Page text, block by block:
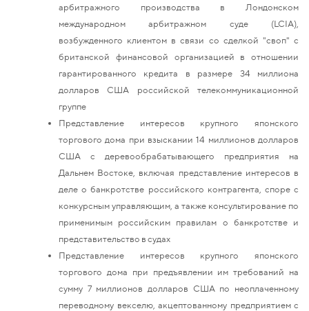
арбитражного производства в Лондонском
международном арбитражном суде (LCIA),
возбужденного клиентом в связи со сделкой "своп" с
британской финансовой организацией в отношении
гарантированного кредита в размере 34 миллиона
долларов США российской телекоммуникационной
группе
Представление интересов крупного японского
торгового дома при взыскании 14 миллионов долларов
США с деревообрабатывающего предприятия на
Дальнем Востоке, включая представление интересов в
деле о банкротстве российского контрагента, споре с
конкурсным управляющим, а также консультирование по
применимым российским правилам о банкротстве и
представительство в судах
Представление интересов крупного японского
торгового дома при предъявлении им требований на
сумму 7 миллионов долларов США по неоплаченному
переводному векселю, акцептованному предприятием с